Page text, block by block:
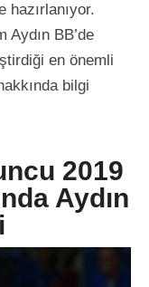
hazırlanıyor.
Aydın BB’de
en önemli
bilgi
2019
Aydın